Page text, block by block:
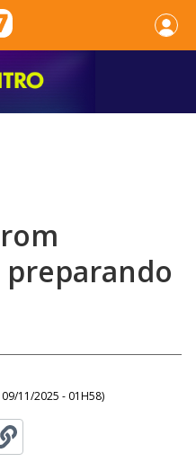
09/11/2025 - 01H58)